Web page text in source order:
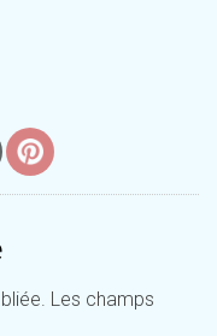
Les champs